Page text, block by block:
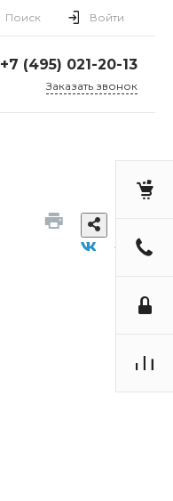
Поиск Войти
+7 (495) 021-20-13
Заказать звонок